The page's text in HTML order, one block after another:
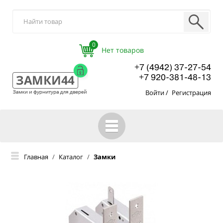
0
+7 (4942) 37-27-54
+7 920-381-48-13
Войти/ Регистрация
ГЛАВНАЯ
О КОМПАНИИ
ОПТОВЫМ ПОКУПАТЕЛЯМ
Главная / Каталог / Замки